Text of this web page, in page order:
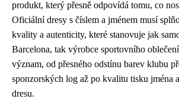
produkt, který přesně odpovídá tomu, co
Oficiální dresy s číslem a jménem musí
kvality a autenticity, které stanovuje jak
Barcelona, tak výrobce sportovního
význam, od přesného odstínu barev klubu
sponzorských log až po kvalitu tisku jména
dresu.